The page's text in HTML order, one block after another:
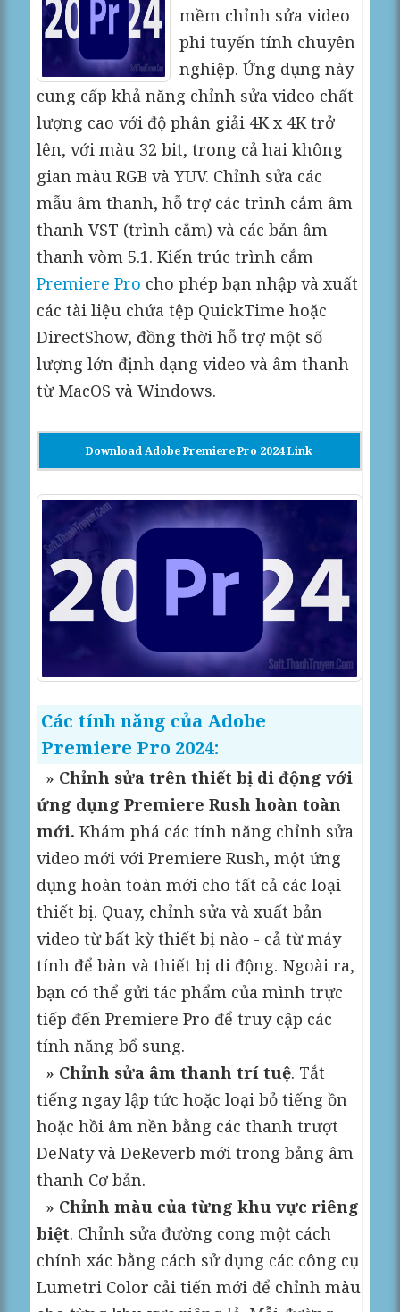
mềm chỉnh sửa video
phi tuyến tính chuyên
nghiệp. Ứng dụng này
cung cấp khả năng chỉnh sửa video chất
lượng cao với độ phân giải 4K x 4K trở
lên, với màu 32 bit, trong cả hai không
gian màu RGB và YUV. Chỉnh sửa các
mẫu âm thanh, hỗ trợ các trình cắm âm
thanh VST (trình cắm) và các bản âm
thanh vòm 5.1. Kiến trúc trình cắm
Premiere Pro cho phép bạn nhập và xuất
các tài liệu chứa tệp QuickTime hoặc
DirectShow, đồng thời hỗ trợ một số
lượng lớn định dạng video và âm thanh
từ MacOS và Windows.
Download Adobe Premiere Pro 2024 Link
Các tính năng của Adobe
Premiere Pro 2024:
» Chỉnh sửa trên thiết bị di động với
ứng dụng Premiere Rush hoàn toàn
mới. Khám phá các tính năng chỉnh sửa
video mới với Premiere Rush, một ứng
dụng hoàn toàn mới cho tất cả các loại
thiết bị. Quay, chỉnh sửa và xuất bản
video từ bất kỳ thiết bị nào - cả từ máy
tính để bàn và thiết bị di động. Ngoài ra,
bạn có thể gửi tác phẩm của mình trực
tiếp đến Premiere Pro để truy cập các
tính năng bổ sung.
» Chỉnh sửa âm thanh trí tuệ. Tắt
tiếng ngay lập tức hoặc loại bỏ tiếng ồn
hoặc hồi âm nền bằng các thanh trượt
DeNaty và DeReverb mới trong bảng âm
thanh Cơ bản.
» Chỉnh màu của từng khu vực riêng
biệt. Chỉnh sửa đường cong một cách
chính xác bằng cách sử dụng các công cụ
Lumetri Color cải tiến mới để chỉnh màu